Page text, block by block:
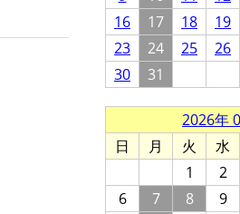
16
17 18 19
23
24 25 26
30
31
2026年
日
月 火 水
1
2
6
7 8 9